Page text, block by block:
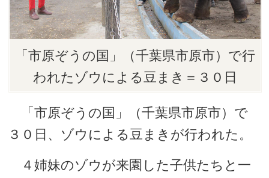
「市原ぞうの国」（千葉県市原市）で行
われたゾウによる豆まき＝３０日
「市原ぞうの国」（千葉県市原市）で
３０日、ゾウによる豆まきが行われた。
４姉妹のゾウが来園した子供たちと一